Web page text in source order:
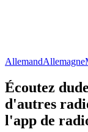
AllemandAllemagne
Écoutez
d'autres
l'app de